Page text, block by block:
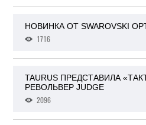
НОВИНКА ОТ SWAROVSKI
1716
TAURUS ПРЕДСТАВИЛА
РЕВОЛЬВЕР JUDGE
2096